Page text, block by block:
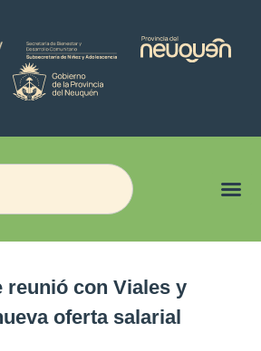
reunió con Viales y
oferta salarial